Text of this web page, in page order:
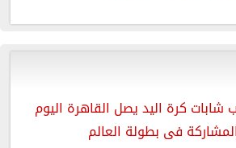
شابات كرة اليد يصل القاهرة اليوم
فى بطولة العالم